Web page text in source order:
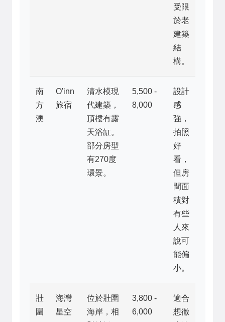
受限
於老
建築
結
構。
南
方
澳
O'inn
旅宿
清水模現
代建築，
頂樓有露
天浴缸。
部分房型
有270度
環景。
5,500 -
8,000
設計
感
強，
拍照
好
看，
但房
間面
積對
有些
人來
說可
能偏
小。
壯
圍
海灣
星空
位於壯圍
海岸，相
3,800 -
6,000
適合
想徹